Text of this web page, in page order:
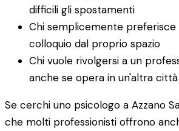
difficili gli spostamenti
Chi semplicemente preferisce
colloquio dal proprio spazio
Chi vuole rivolgersi a un
anche se opera in un'altra città
Se cerchi uno psicologo a Azzano
che molti professionisti offrono